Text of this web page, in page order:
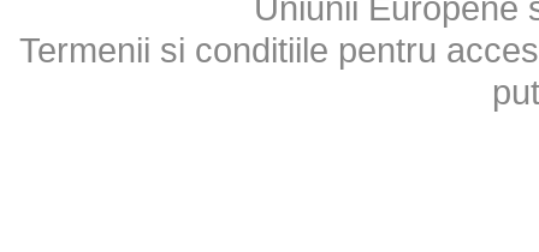
Termenii si conditiile pentru